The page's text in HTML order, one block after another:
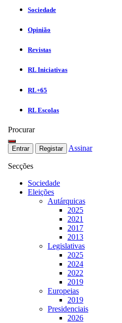
Sociedade
Opinião
Revistas
RL Iniciativas
RL+65
RL Escolas
Procurar
Entrar Registar Assinar
Secções
Sociedade
Eleições
Autárquicas
2025
2021
2017
2013
Legislativas
2025
2024
2022
2019
Europeias
2019
Presidenciais
2026